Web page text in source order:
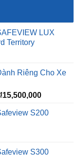
LUX
Territory
Riêng Cho Xe
15,500,000Giá
tại
S200
S300